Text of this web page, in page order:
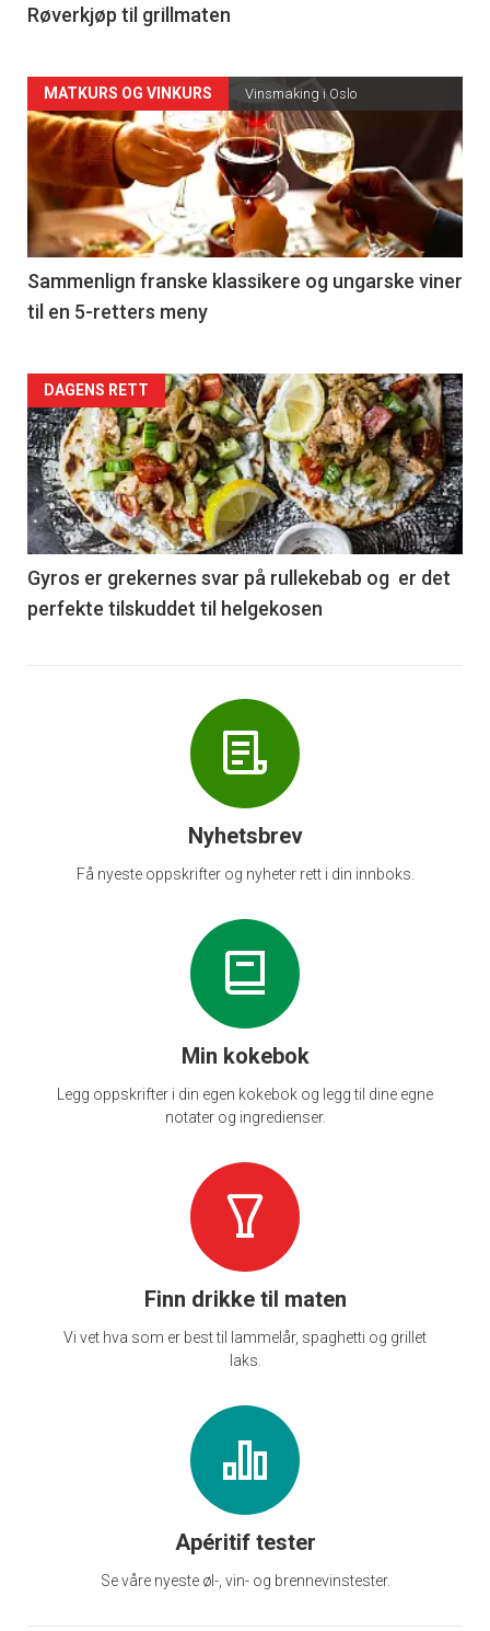
4
Røverkjøp til grillmaten
Forsiden
akkurat
nå
-
5
MATKURS OG VINKURS Vinsmaking i Oslo
Sammenlign franske klassikere og ungarske viner
til en 5-retters meny
Forsiden
akkurat
nå
-
6
DAGENS RETT
Gyros er grekernes svar på rullekebab og er det
perfekte tilskuddet til helgekosen
Nyhetsbrev
Få nyeste oppskrifter og nyheter rett i din innboks.
Min kokebok
Legg oppskrifter i din egen kokebok og legg til dine egne
notater og ingredienser.
Finn drikke til maten
Vi vet hva som er best til lammelår, spaghetti og grillet
laks.
Apéritif tester
Se våre nyeste øl-, vin- og brennevinstester.